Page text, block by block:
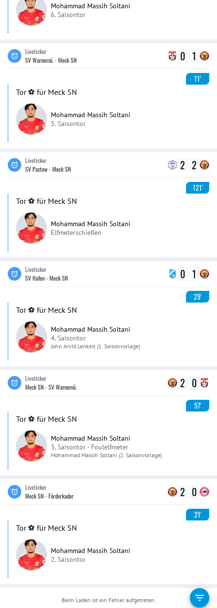
Mohammad Massih Soltani
6. Saisontor
Liveticker
SV Warnemü. - Meck SN
0 1
11'
Tor ⚽️ für Meck SN
Mohammad Massih Soltani
5. Saisontor
Liveticker
SV Pastow - Meck SN
2 2
121'
Tor ⚽️ für Meck SN
Mohammad Massih Soltani
Elfmeterschießen
Liveticker
SV Hafen - Meck SN
0 1
29'
Tor ⚽️ für Meck SN
Mohammad Massih Soltani
4. Saisontor
John Arvid Lenkeit (1. Saisonvorlage)
Liveticker
Meck SN - SV Warnemü.
2 0
57'
Tor ⚽️ für Meck SN
Mohammad Massih Soltani
3. Saisontor - Foulelfmeter
Mohammad Massih Soltani (2. Saisonvorlage)
Liveticker
Meck SN - Förderkader
2 0
21'
Tor ⚽️ für Meck SN
Mohammad Massih Soltani
2. Saisontor
Beim Laden ist ein Fehler aufgetreten.